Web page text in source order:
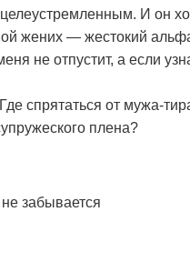
И он
жених — жестокий
не отпустит, а если
спрятаться от мужа-
плена?
забывается